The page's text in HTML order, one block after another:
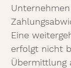
Eine
erfolgt nicht
Übermittlung